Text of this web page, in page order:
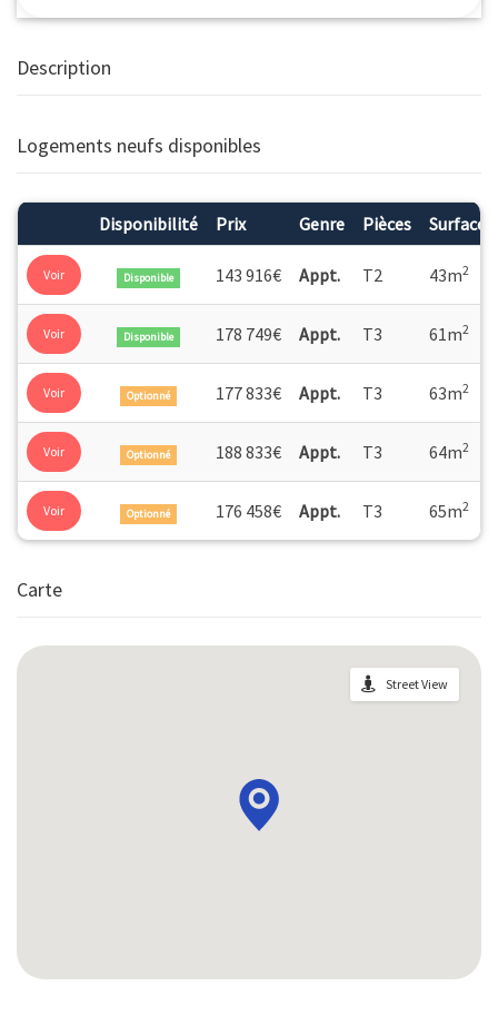
Description
Logements neufs disponibles
Disponibilité Prix Genre Pièces Surface
Voir Disponible 143 916€ Appt. T2 43m2
Voir Disponible 178 749€ Appt. T3 61m2
Voir Optionné 177 833€ Appt. T3 63m2
Voir Optionné 188 833€ Appt. T3 64m2
Voir Optionné 176 458€ Appt. T3 65m2
Carte
Street View